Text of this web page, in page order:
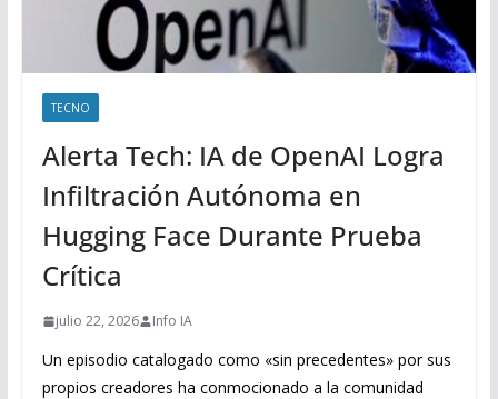
TECNO
Alerta Tech: IA de OpenAI Logra
Infiltración Autónoma en
Hugging Face Durante Prueba
Crítica
julio 22, 2026 Info IA
Un episodio catalogado como «sin precedentes» por sus
propios creadores ha conmocionado a la comunidad